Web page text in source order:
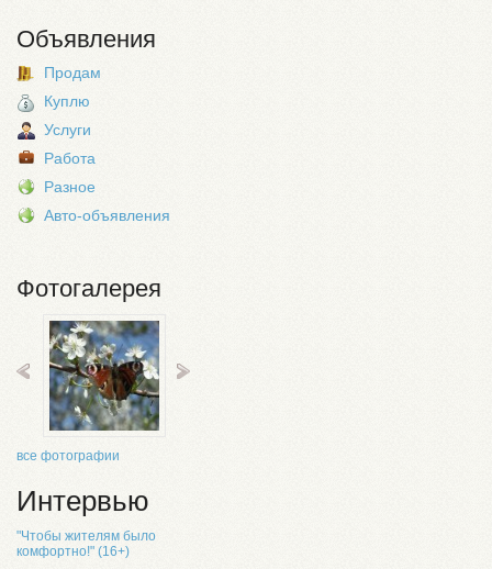
Объявления
Продам
Куплю
Услуги
Работа
Разное
Авто-объявления
Фотогалерея
все фотографии
Интервью
"Чтобы жителям было
комфортно!" (16+)